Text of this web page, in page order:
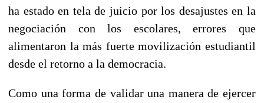
ha estado en tela de juicio por los desajustes en la
negociación con los escolares, errores que
alimentaron la más fuerte movilización estudiantil
desde el retorno a la democracia.
Como una forma de validar una manera de ejercer